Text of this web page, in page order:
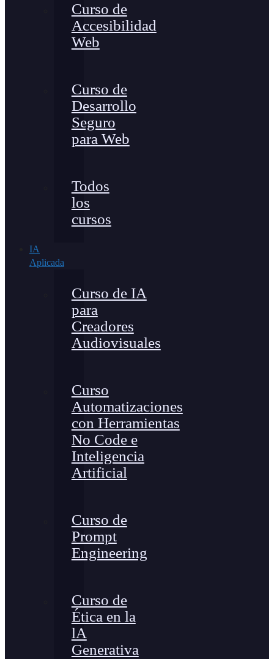
Curso de
Accesibilidad
Web
Curso de
Desarrollo
Seguro
para Web
Todos
los
cursos
IA
Aplicada
Curso de IA
para
Creadores
Audiovisuales
Curso
Automatizaciones
con Herramientas
No Code e
Inteligencia
Artificial
Curso de
Prompt
Engineering
Curso de
Ética en la
lA
Generativa